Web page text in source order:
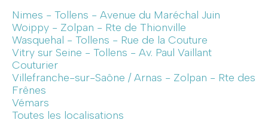
Nimes - Tollens - Avenue du Maréchal Juin
Woippy - Zolpan - Rte de Thionville
Wasquehal - Tollens - Rue de la Couture
Vitry sur Seine - Tollens - Av. Paul Vaillant
Couturier
Villefranche-sur-Saône / Arnas - Zolpan - Rte des
Frênes
Vémars
Toutes les localisations